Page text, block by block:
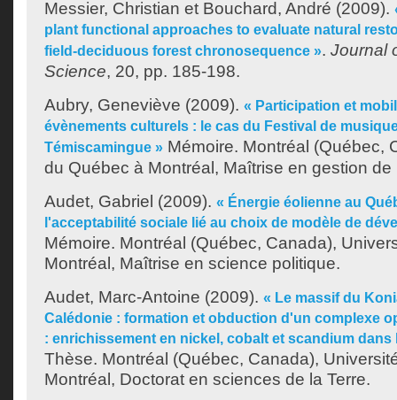
Messier, Christian et Bouchard, André (2009).
plant functional approaches to evaluate natural
field-deciduous forest chronosequence ». Journal
Science, 20, pp. 185-198.
Aubry, Geneviève (2009). « Participation et
évènements culturels : le cas du Festival de
Témiscamingue » Mémoire. Montréal (Québec,
du Québec à Montréal, Maîtrise en gestion de
Audet, Gabriel (2009). « Énergie éolienne au
l'acceptabilité sociale lié au choix de modèle de
Mémoire. Montréal (Québec, Canada),
Montréal, Maîtrise en science politique.
Audet, Marc-Antoine (2009). « Le massif du
Calédonie : formation et obduction d'un complexe
: enrichissement en nickel, cobalt et scandium
Thèse. Montréal (Québec, Canada),
Montréal, Doctorat en sciences de la Terre.